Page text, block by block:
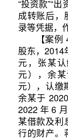
“投资款”“出
成转账后，
录等凭据，
【案例 4
股东，2014
元，张某
元），余
元），认缴
余某于
2022 年 6
某借款及利
行的财产。